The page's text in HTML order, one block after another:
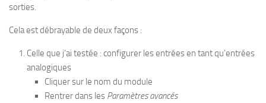
sorties.
Cela est débrayable de deux façons :
Celle que j’ai testée : configurer les entrées en tant qu’entrées
analogiques
Cliquer sur le nom du module
Rentrer dans les Paramètres avancés